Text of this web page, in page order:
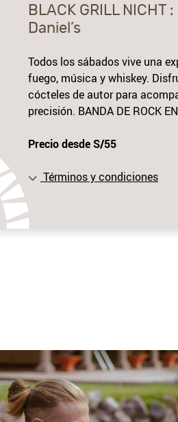
BLACK GRILL
Daniel’s
Todos los sábados vive una
fuego, música y whiskey.
cócteles de autor para
precisión. BANDA DE ROCK
Precio desde S/55
Términos y condiciones